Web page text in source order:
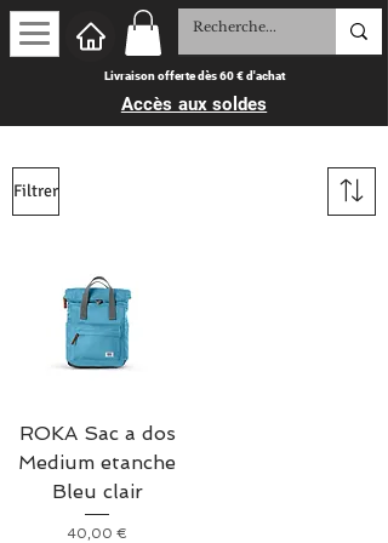
Livraison offerte dès 60 € d'achat
Accès aux soldes
Filtrer
ROKA Sac a dos
Medium etanche
Bleu clair
Prix
40,00 €